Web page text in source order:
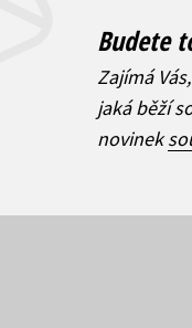
Budete
Zajímá
jaká běží
novinek